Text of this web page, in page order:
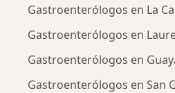
Gastroenterólogos en La
Gastroenterólogos en
Gastroenterólogos en
Gastroenterólogos en San